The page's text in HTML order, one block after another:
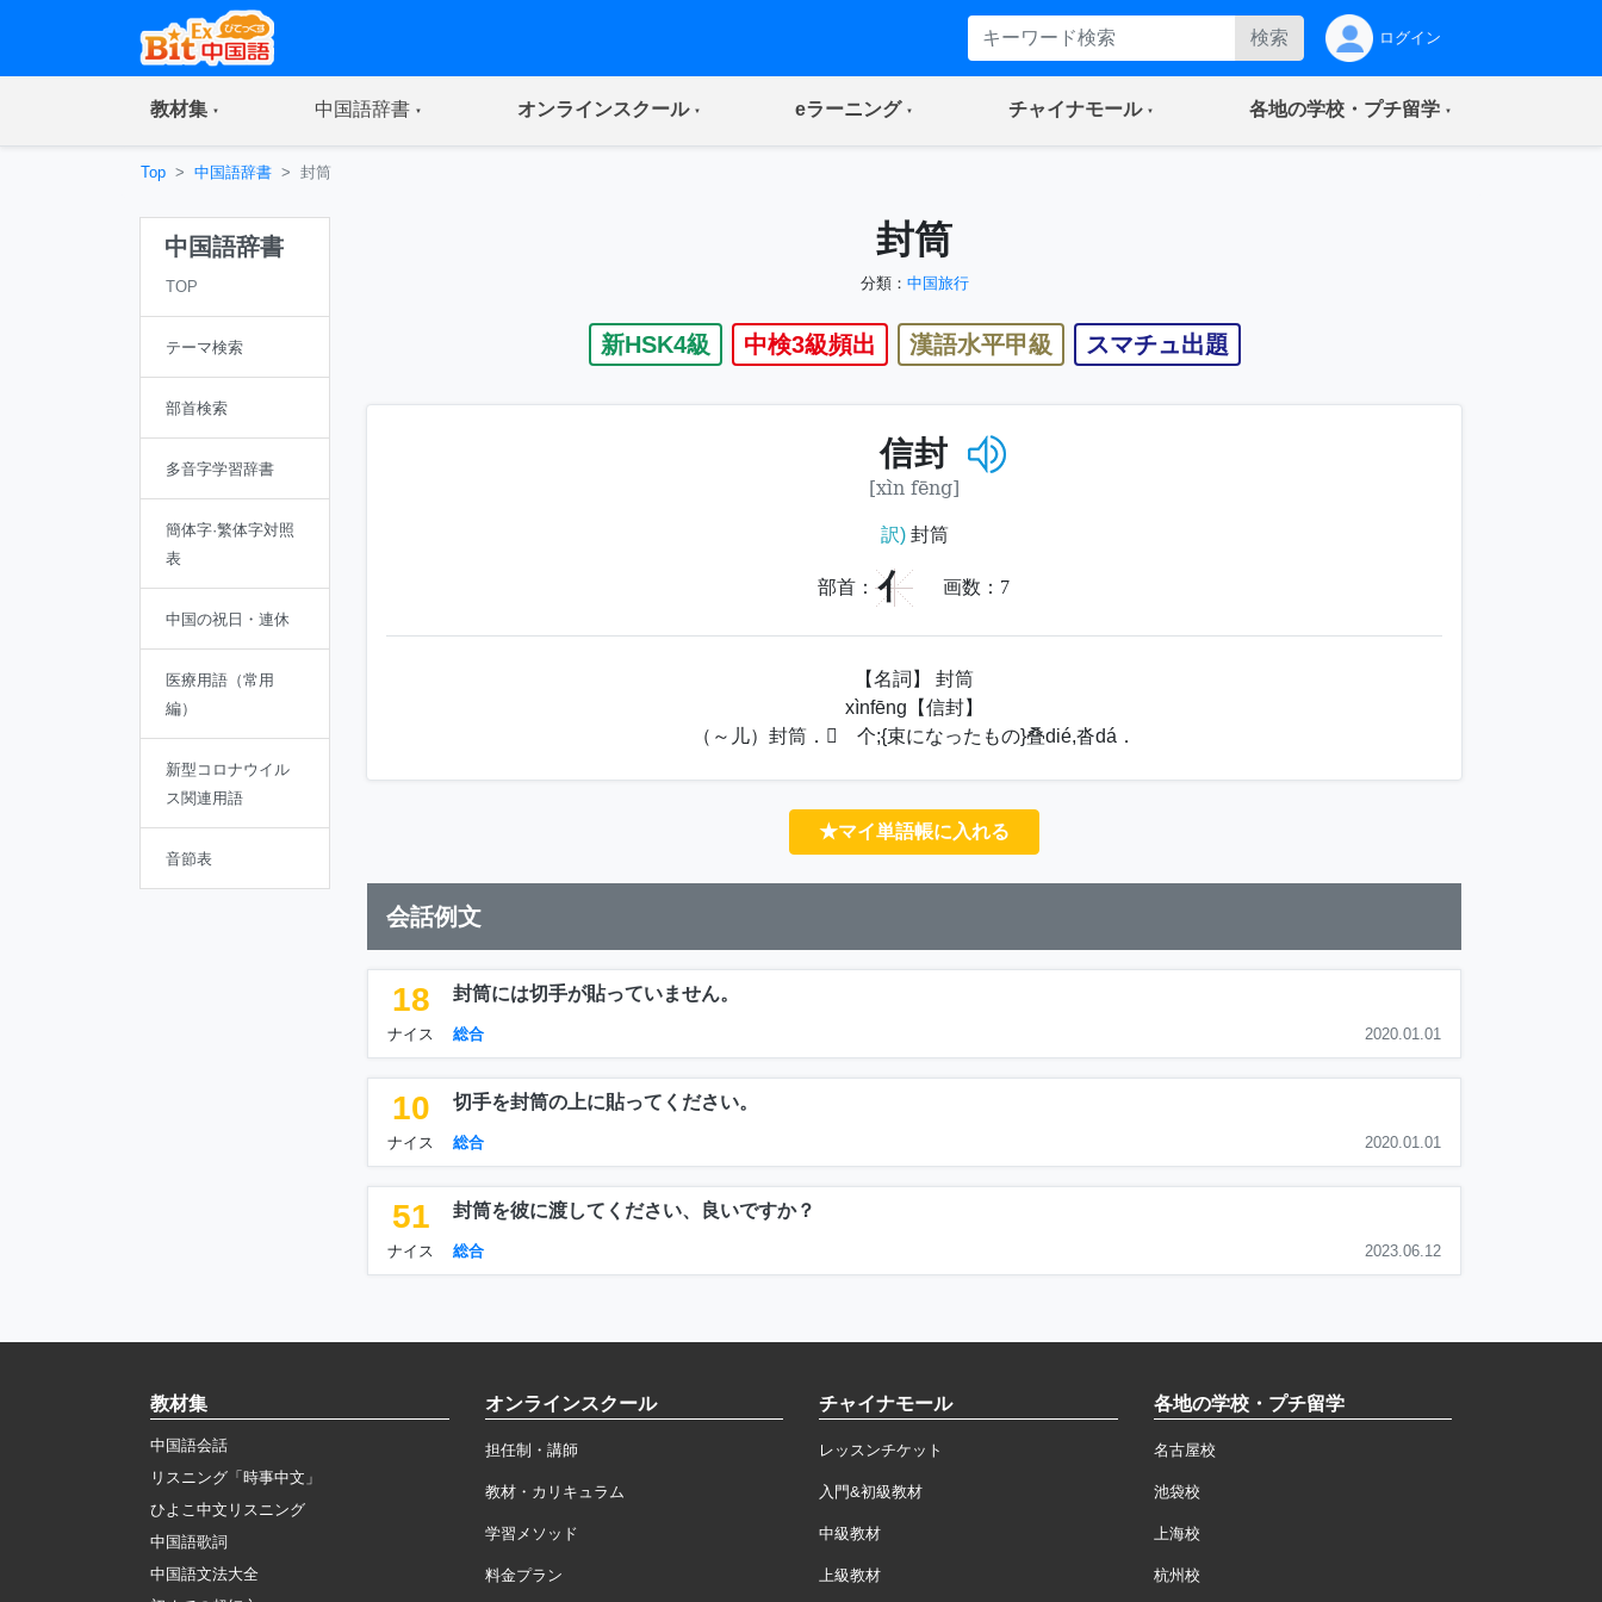
検索 ログイン
教材集(current) 中国語辞書(current) オンラインスクール(current) eラーニング(current) チャイナモール(current) 各地の学校・プチ留学(current)
Top 中国語辞書 封筒
中国語辞書
TOP
テーマ検索
部首検索
多音字学習辞書
簡体字·繁体字対照
表
中国の祝日・連休
医療用語（常用
編）
新型コロナウイル
ス関連用語
音節表
封筒
分類： 中国旅行
新HSK4級 中検3級頻出 漢語水平甲級 スマチュ出題
信封
[xìn fēng]
訳)封筒
部首： 亻 画数： 7
【名詞】 封筒
xìnfēng【信封】
（～儿）封筒． 个;{束になったもの}叠dié,沓dá．
★マイ単語帳に入れる
会話例文
18
ナイス
封筒には切手が貼っていません。
総合 2020.01.01
10
ナイス
切手を封筒の上に貼ってください。
総合 2020.01.01
51
ナイス
封筒を彼に渡してください、良いですか？
総合 2023.06.12
教材集
中国語会話
リスニング「時事中文」
ひよこ中文リスニング
中国語歌詞
中国語文法大全
オンラインスクール
担任制・講師
教材・カリキュラム
学習メソッド
料金プラン
チャイナモール
レッスンチケット
入門&初級教材
中級教材
上級教材
各地の学校・プチ留学
名古屋校
池袋校
上海校
杭州校